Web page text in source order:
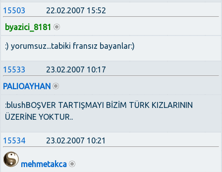
15503
22.02.2007 15:52
byazici_8181
:) yorumsuz...tabiki fransız bayanlar:)
15533
23.02.2007 10:17
PALIOAYHAN
:blushBOŞVER TARTIŞMAYI BİZİM TÜRK KIZLARININ
ÜZERİNE YOKTUR..
15534 23.02.2007 10:21
mehmetakca